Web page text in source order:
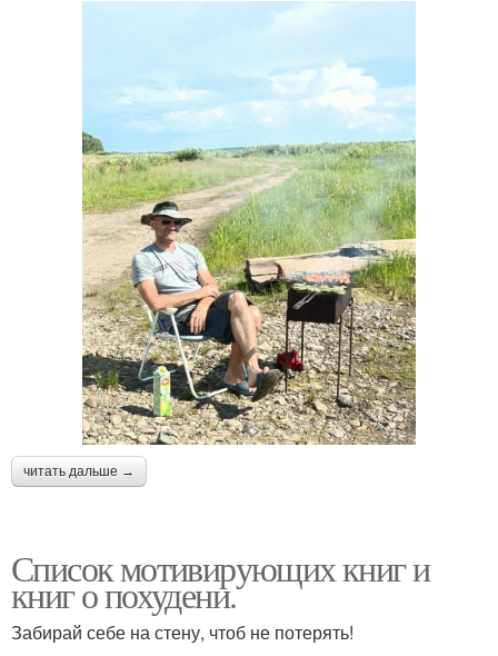
читать дальше →
Список мотивирующих книг и
книг о похудени.
Забирай себе на стену, чтоб не потерять!